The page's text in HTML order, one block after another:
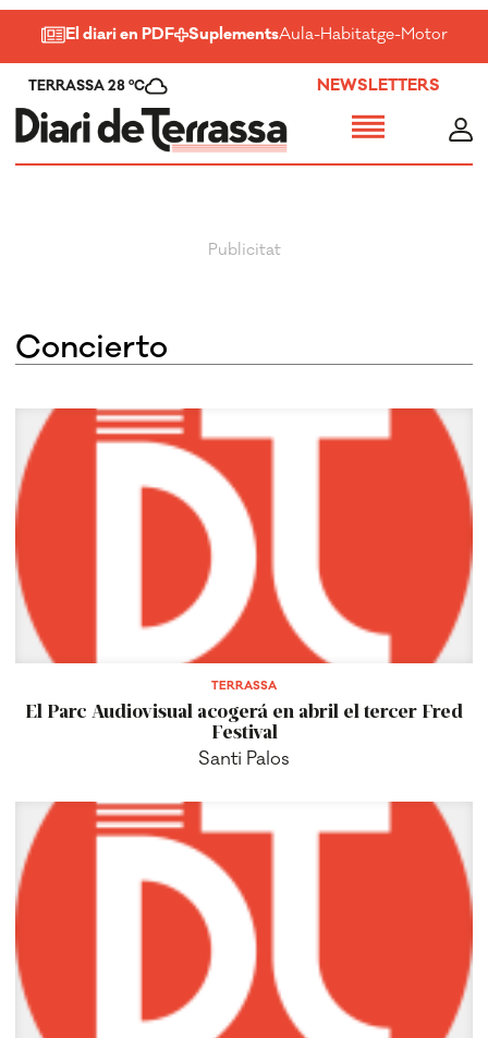
El diari en PDF SuplementsAula-Habitatge-Motor-
TERRASSA 28 ºC NEWSLETTERS
Concierto
TERRASSA
El Parc Audiovisual acogerá en abril el tercer Fred
Festival
Santi Palos